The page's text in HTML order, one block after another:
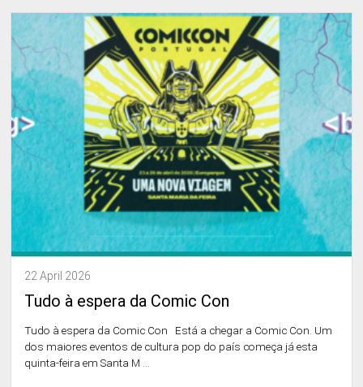
22 April 2026
Tudo à espera da Comic Con
Tudo à espera da Comic Con Está a chegar a Comic Con. Um
dos maiores eventos de cultura pop do país começa já esta
quinta-feira em Santa M ...